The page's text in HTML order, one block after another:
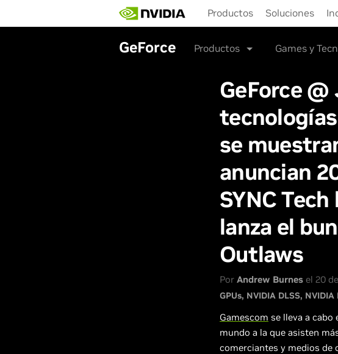
main
Productos Soluciones
GeForce Productos Games y
GeForce
se
anuncian
SYNC
lanza el
Outlaws
Por Andrew Burnes el 20
GPUs NVIDIA DLSS NVIDIA
Gamescom se lleva a cabo
mundo a la que asisten
comerciantes y medios de